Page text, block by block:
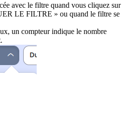
avec le filtre quand vous cliquez sur
LE FILTRE » ou quand le filtre se
un compteur indique le nombre